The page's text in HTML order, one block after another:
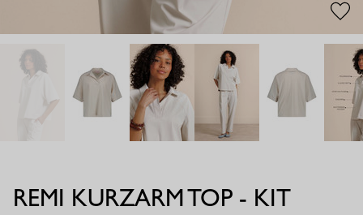
REMI KURZARM TOP - KIT